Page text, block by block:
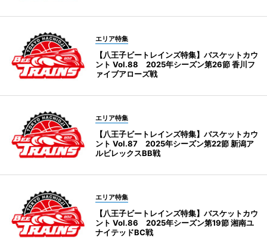
エリア特集
【八王子ビートレインズ特集】バスケットカウ
ント Vol.88 2025年シーズン第26節 香川フ
ァイブアローズ戦
エリア特集
【八王子ビートレインズ特集】バスケットカウ
ント Vol.87 2025年シーズン第22節 新潟ア
ルビレックスBB戦
エリア特集
【八王子ビートレインズ特集】バスケットカウ
ント Vol.86 2025年シーズン第19節 湘南ユ
ナイテッドBC戦